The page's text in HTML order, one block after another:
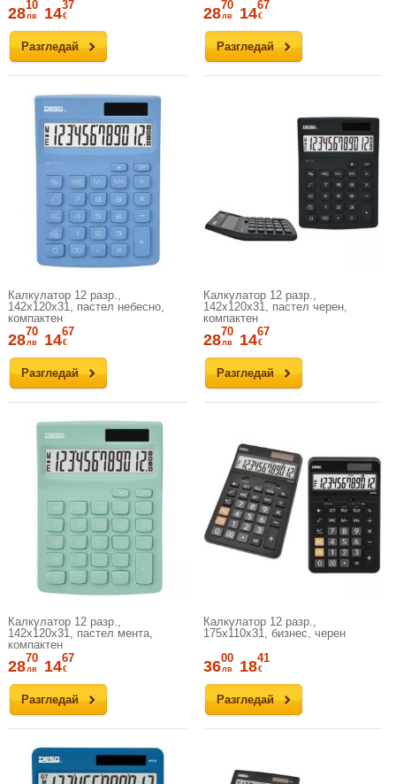
Разгледай
2810
лв 1437
€
Разгледай
2870
лв 1467
€
Калкулатор 12 разр.,
142x120x31, пастел небесно,
компактен
Разгледай
2870
лв 1467
€
Калкулатор 12 разр.,
142x120x31, пастел черен,
компактен
Разгледай
2870
лв 1467
€
Калкулатор 12 разр.,
142x120x31, пастел мента,
компактен
Разгледай
2870
лв 1467
€
Калкулатор 12 разр.,
175x110x31, бизнес, черен
Разгледай
3600
лв 1841
€